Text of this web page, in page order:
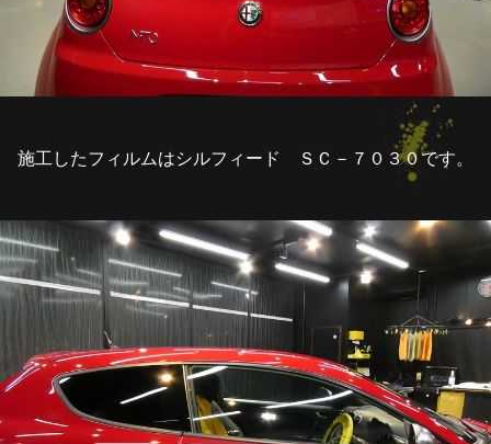
施工したフィルムはシルフィード ＳＣ－７０３０です。